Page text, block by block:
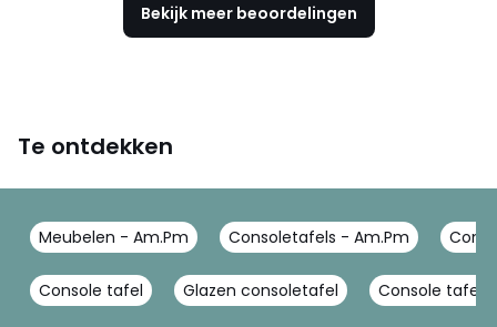
Bekijk meer beoordelingen
Te ontdekken
Meubelen - Am.Pm Consoletafels - Am.Pm
Console tafel Glazen consoletafel Console tafel